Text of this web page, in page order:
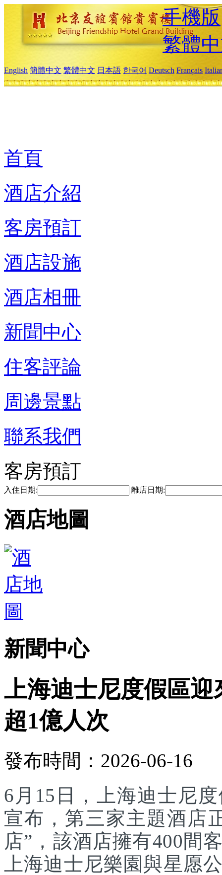
手機版
繁體
English 簡體中文 繁體中文 日本語 한국어 Deutsch Français
首頁
酒店介紹
客房預訂
酒店設施
酒店相冊
新聞中心
住客評論
周邊景點
聯系我們
客房預訂
入住日期: 離店日期:
酒店地圖
新聞中心
上海迪士尼度假區
超1億人次
發布時間：2026-06-16
6月15日，上海迪士尼
宣布，第三家主題酒店
店”，該酒店擁有400間
上海迪士尼樂園與星愿